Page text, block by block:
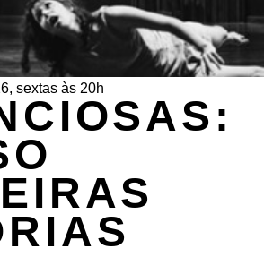
sextas às 20h